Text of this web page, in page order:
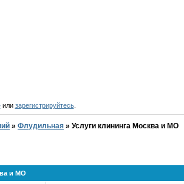
или зарегистрируйтесь.
»Флудильная »Услуги клининга Москва и МО
и МО